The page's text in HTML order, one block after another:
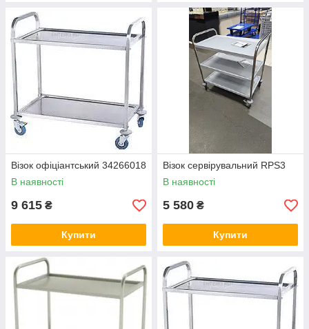
Візок офіціантський 34266018
В наявності
9 615 ₴
Купити
Візок сервірувальний RPS3
В наявності
5 580 ₴
Купити